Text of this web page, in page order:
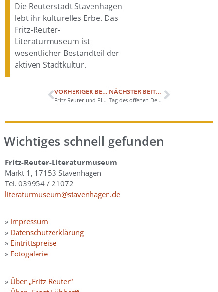
Die Reuterstadt Stavenhagen
lebt ihr kulturelles Erbe. Das
Fritz-Reuter-
Literaturmuseum ist
wesentlicher Bestandteil der
aktiven Stadtkultur.
VORHERIGER BEITRAG
Fritz Reuter und Playmobil – Das Vorserienmodell ist da
NÄCHSTER BEITRAG
Tag des offenen Denkmals – Eintritt am 14. September frei
Wichtiges schnell gefunden
Fritz-Reuter-Literaturmuseum
Markt 1, 17153 Stavenhagen
Tel. 039954 / 21072
literaturmuseum@stavenhagen.de
» Impressum
» Datenschutzerklärung
» Eintrittspreise
» Fotogalerie
» Über „Fritz Reuter“